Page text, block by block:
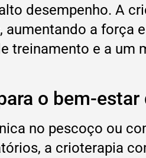
desempenho. A
a força
treinamento e a um
o bem-estar
no pescoço ou
a crioterapia